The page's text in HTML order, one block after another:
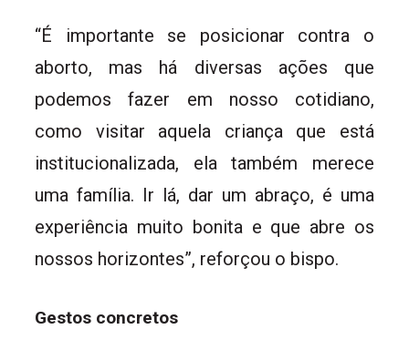
“É importante se posicionar contra o
aborto, mas há diversas ações que
podemos fazer em nosso cotidiano,
como visitar aquela criança que está
institucionalizada, ela também merece
uma família. Ir lá, dar um abraço, é uma
experiência muito bonita e que abre os
nossos horizontes”, reforçou o bispo.
Gestos concretos